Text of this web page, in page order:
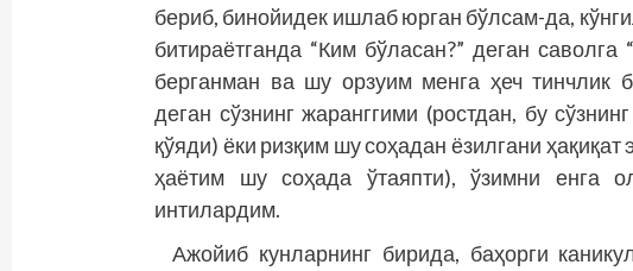
бериб, бинойидек ишлаб юрган бўлсам-да,
битираётганда “Ким бўласан?” деган
берганман ва шу орзуим менга ҳеч тинчлик
деган сўзнинг жаранггими (ростдан, бу
қўяди) ёки ризқим шу соҳадан ёзилгани
ҳаётим шу соҳада ўтаяпти), ўзимни енга
интилардим.
Ажойиб кунларнинг бирида, баҳорги